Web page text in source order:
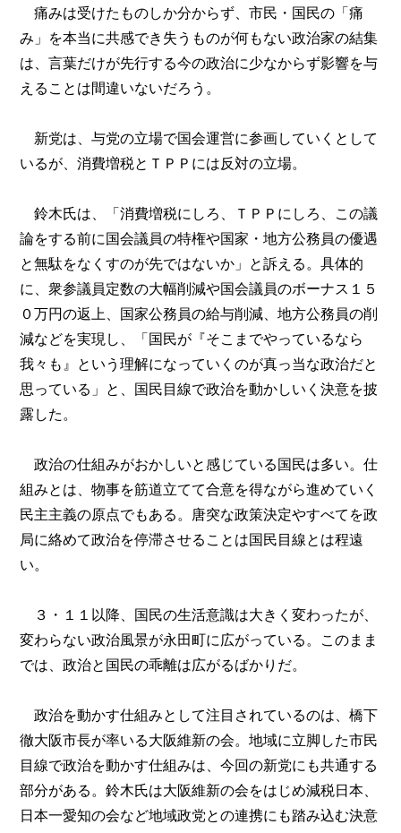
痛みは受けたものしか分からず、市民・国民の「痛
み」を本当に共感でき失うものが何もない政治家の結集
は、言葉だけが先行する今の政治に少なからず影響を与
えることは間違いないだろう。
新党は、与党の立場で国会運営に参画していくとして
いるが、消費増税とＴＰＰには反対の立場。
鈴木氏は、「消費増税にしろ、ＴＰＰにしろ、この議
論をする前に国会議員の特権や国家・地方公務員の優遇
と無駄をなくすのが先ではないか」と訴える。具体的
に、衆参議員定数の大幅削減や国会議員のボーナス１５
０万円の返上、国家公務員の給与削減、地方公務員の削
減などを実現し、「国民が『そこまでやっているなら
我々も』という理解になっていくのが真っ当な政治だと
思っている」と、国民目線で政治を動かしいく決意を披
露した。
政治の仕組みがおかしいと感じている国民は多い。仕
組みとは、物事を筋道立てて合意を得ながら進めていく
民主主義の原点でもある。唐突な政策決定やすべてを政
局に絡めて政治を停滞させることは国民目線とは程遠
い。
３・１１以降、国民の生活意識は大きく変わったが、
変わらない政治風景が永田町に広がっている。このまま
では、政治と国民の乖離は広がるばかりだ。
政治を動かす仕組みとして注目されているのは、橋下
徹大阪市長が率いる大阪維新の会。地域に立脚した市民
目線で政治を動かす仕組みは、今回の新党にも共通する
部分がある。鈴木氏は大阪維新の会をはじめ減税日本、
日本一愛知の会など地域政党との連携にも踏み込む決意